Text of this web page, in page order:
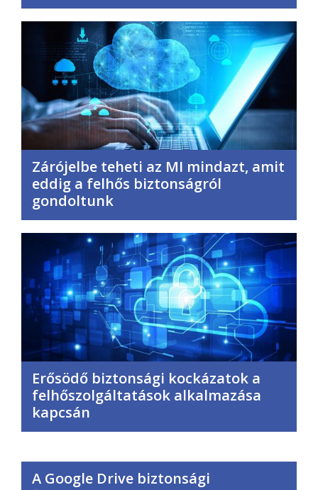
Zárójelbe teheti az MI mindazt, amit
eddig a felhős biztonságról
gondoltunk
Erősödő biztonsági kockázatok a
felhőszolgáltatások alkalmazása
kapcsán
A Google Drive biztonsági